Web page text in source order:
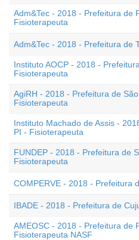
Adm&Tec - 2018 - Prefeitura de
Fisioterapeuta
Adm&Tec - 2018 - Prefeitura de
Instituto AOCP - 2018 -
Fisioterapeuta
AgiRH - 2018 - Prefeitura de
Fisioterapeuta
Instituto Machado de Assis -
PI - Fisioterapeuta
FUNDEP - 2018 - Prefeitura de
Fisioterapeuta
COMPERVE - 2018 - Prefeitura
IBADE - 2018 - Prefeitura de
AMEOSC - 2018 - Prefeitura de
Fisioterapeuta NASF